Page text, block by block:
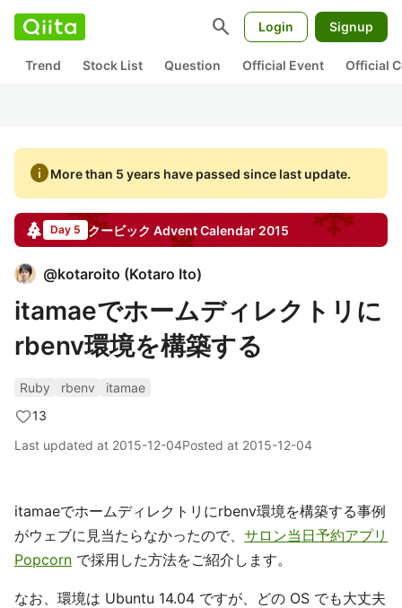
search Login Signup
Trend Stock List Question Official Event Official
infoMore than 5 years have passed since last update.
Day 5 クービック Advent Calendar 2015
@kotaroito (Kotaro Ito)
itamaeでホームディレクトリに
rbenv環境を構築する
Ruby rbenv
itamae
13
Last updated at 2015-12-04Posted at 2015-12-04
itamaeでホームディレクトリにrbenv環境を構築する事例
がウェブに見当たらなかったので、 サロン当日予約アプリ
Popcorn で採用した方法をご紹介します。
なお、環境は Ubuntu 14.04 ですが、どの OS でも大丈夫